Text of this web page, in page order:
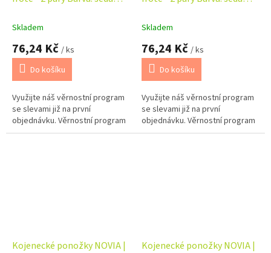
Skladem
76,24 Kč / ks
Do košíku
Využijte náš věrnostní program
se slevami již na první
objednávku. Věrnostní program
Skladem
76,24 Kč / ks
Do košíku
Využijte náš věrnostní program
se slevami již na první
objednávku. Věrnostní program
Kojenecké ponožky NOVIA |
Kojenecké ponožky NOVIA |